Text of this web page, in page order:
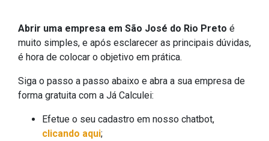
Abrir uma empresa em São José do Rio Preto é
muito simples, e após esclarecer as principais dúvidas,
é hora de colocar o objetivo em prática.
Siga o passo a passo abaixo e abra a sua empresa de
forma gratuita com a Já Calculei:
Efetue o seu cadastro em nosso chatbot,
clicando aqui;